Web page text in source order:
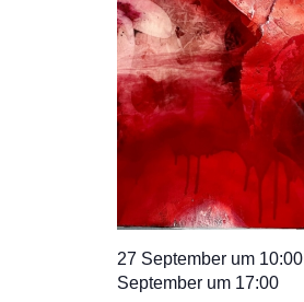
27 September um 10:00
September um 17:00